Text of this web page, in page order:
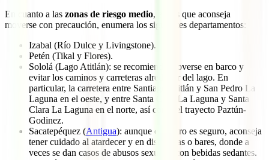
En cuanto a las zonas de riesgo medio, en las que aconseja
moverse con precaución, enumera los siguientes departamentos:
Izabal (Río Dulce y Livingstone).
Petén (Tikal y Flores).
Sololá (Lago Atitlán): se recomienda moverse en barco y
evitar los caminos y carreteras alrededor del lago. En
particular, la carretera entre Santiago Atitlán y San Pedro La
Laguna en el oeste, y entre Santa Cruz La Laguna y Santa
Clara La Laguna en el norte, así como el trayecto Paztún-
Godinez.
Sacatepéquez (Antigua): aunque el centro es seguro, aconseja
tener cuidado al atardecer y en discotecas o bares, donde a
veces se dan casos de abusos sexuales con bebidas sedantes.